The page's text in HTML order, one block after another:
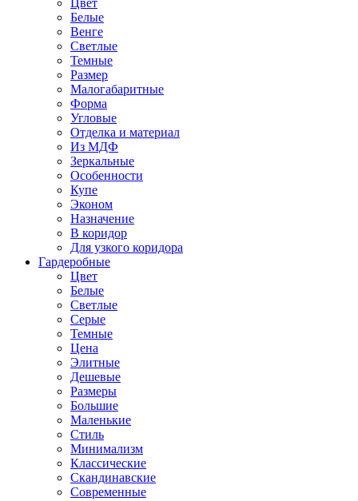
Цвет
Белые
Венге
Светлые
Темные
Размер
Малогабаритные
Форма
Угловые
Отделка и материал
Из МДФ
Зеркальные
Особенности
Купе
Эконом
Назначение
В коридор
Для узкого коридора
Гардеробные
Цвет
Белые
Светлые
Серые
Темные
Цена
Элитные
Дешевые
Размеры
Большие
Маленькие
Стиль
Минимализм
Классические
Скандинавские
Современные